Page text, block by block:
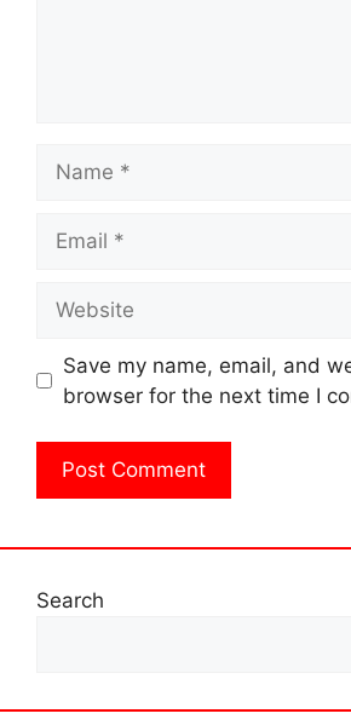
Save my name, email, and
browser for the next time I
Search